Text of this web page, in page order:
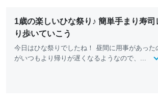
1歳の楽しいひな祭り♪ 簡単手まり寿司
り歩いていこう
今日はひな祭りでしたね！ 昼間に用事があった
がいつもより帰りが遅くなるようなので、...